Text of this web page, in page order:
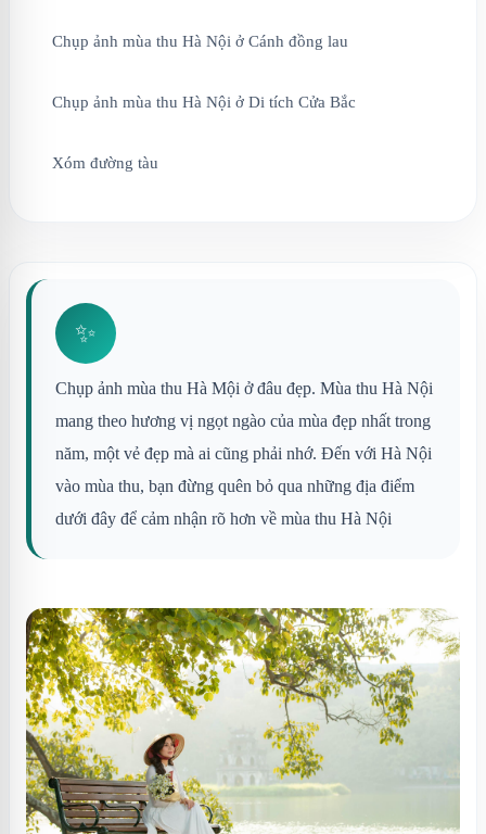
Chụp ảnh mùa thu Hà Nội ở Cánh đồng lau
Chụp ảnh mùa thu Hà Nội ở Di tích Cửa Bắc
Xóm đường tàu
✨
Chụp ảnh mùa thu Hà Mội ở đâu đẹp. Mùa thu Hà Nội
mang theo hương vị ngọt ngào của mùa đẹp nhất trong
năm, một vẻ đẹp mà ai cũng phải nhớ. Đến với Hà Nội
vào mùa thu, bạn đừng quên bỏ qua những địa điểm
dưới đây để cảm nhận rõ hơn về mùa thu Hà Nội